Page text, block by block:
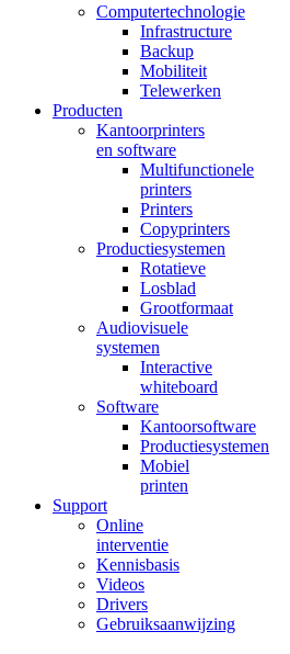
Computertechnologie
Infrastructure
Backup
Mobiliteit
Telewerken
Producten
Kantoorprinters
en software
Multifunctionele
printers
Printers
Copyprinters
Productiesystemen
Rotatieve
Losblad
Grootformaat
Audiovisuele
systemen
Interactive
whiteboard
Software
Kantoorsoftware
Productiesystemen
Mobiel
printen
Support
Online
interventie
Kennisbasis
Videos
Drivers
Gebruiksaanwijzing